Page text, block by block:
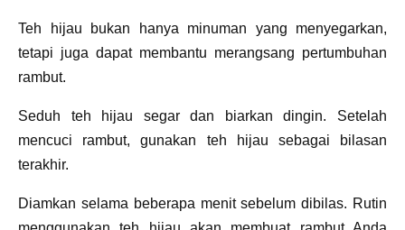
Teh hijau bukan hanya minuman yang menyegarkan,
tetapi juga dapat membantu merangsang pertumbuhan
rambut.
Seduh teh hijau segar dan biarkan dingin. Setelah
mencuci rambut, gunakan teh hijau sebagai bilasan
terakhir.
Diamkan selama beberapa menit sebelum dibilas. Rutin